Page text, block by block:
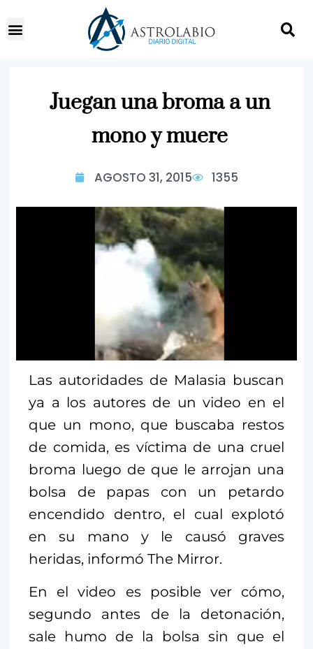
Juegan una broma a un
mono y muere
AGOSTO 31, 2015 1355
Las autoridades de Malasia buscan
ya a los autores de un video en el
que un mono, que buscaba restos
de comida, es víctima de una cruel
broma luego de que le arrojan una
bolsa de papas con un petardo
encendido dentro, el cual explotó
en su mano y le causó graves
heridas, informó The Mirror.
En el video es posible ver cómo,
segundo antes de la detonación,
sale humo de la bolsa sin que el